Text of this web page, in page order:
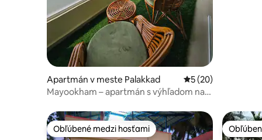
Apartmán v meste Palakkad Priemerné
5 (20)
Mayookham – apartmán s výhľadom na
Obľúbené medzi hosťami
Obľúbené medzi hosťami